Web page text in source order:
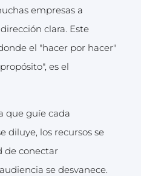
empresas a
clara. Este
el "hacer por hacer"
es el
que guíe cada
diluye, los recursos se
de conectar
se desvanece.